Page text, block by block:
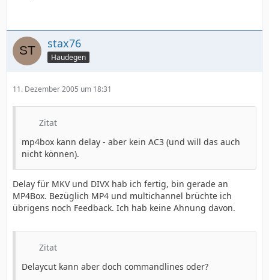
stax76
Haudegen
11. Dezember 2005 um 18:31
Zitat
mp4box kann delay - aber kein AC3 (und will das auch
nicht können).
Delay für MKV und DIVX hab ich fertig, bin gerade an
MP4Box. Bezüglich MP4 und multichannel brüchte ich
übrigens noch Feedback. Ich hab keine Ahnung davon.
Zitat
Delaycut kann aber doch commandlines oder?